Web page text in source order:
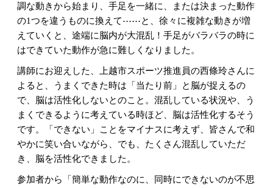
調な動きから始まり、手足を一緒に、または決まった動作
の1つを違うものに換えて⋯⋯と、徐々に複雑な動きが増
えていくと、途端に脳内が大混乱！手足がバラバラの時に
はできていた動作が急に難しくなりました。
講師にお迎えした、上越市スポーツ推進員の西條玲さんに
よると、うまくできた時は「当たり前」と脳が捉えるの
で、脳は活性化しないとのこと。混乱している状況や、う
まくできるように考えている時ほど、脳は活性化するそう
です。「できない」ことをマイナスに考えず、皆さんで和
やかに笑い合いながら、でも、たくさん混乱していただ
き、脳を活性化できました。
参加者から「簡単な動作なのに、同時にできないのが不思